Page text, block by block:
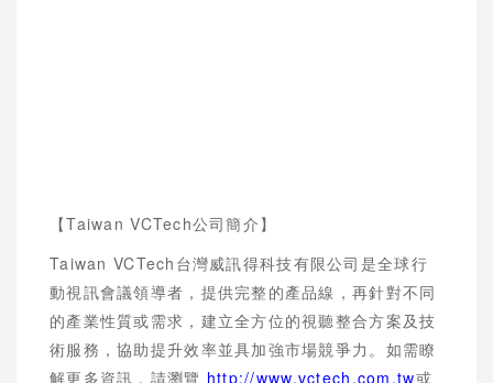
【Taiwan VCTech公司簡介】
Taiwan VCTech 台灣威訊得科技有限公司是全球行
動視訊會議領導者，提供完整的產品線，再針對不同
的產業性質或需求，建立全方位的視聽整合方案及技
術服務，協助提升效率並具加強市場競爭力。如需瞭
解更多資訊，請瀏覽 http://www.vctech.com.tw或